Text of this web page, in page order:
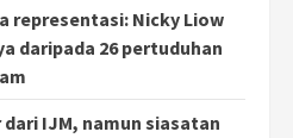
representasi: Nicky Liow
daripada 26 pertuduhan
IJM, namun siasatan